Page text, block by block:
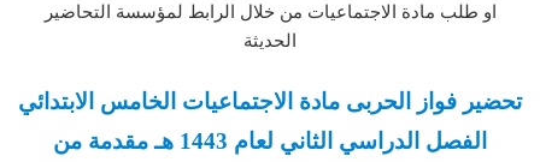
او طلب مادة الاجتماعيات من خلال الرابط لمؤسسة التحاضير
الحديثة
تحضير فواز الحربى مادة الاجتماعيات الخامس الابتدائي
الفصل الدراسي الثاني لعام 1443 هـ مقدمة من